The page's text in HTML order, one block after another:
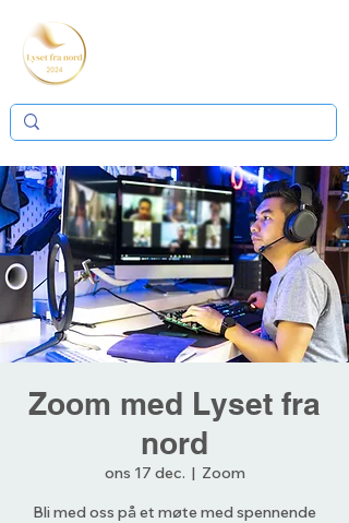
Zoom med Lyset fra
nord
ons 17 dec.
  |
Zoom
Bli med oss på et møte med spennende